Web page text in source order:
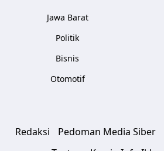
Jawa Barat
Politik
Bisnis
Otomotif
Redaksi Pedoman Media Siber